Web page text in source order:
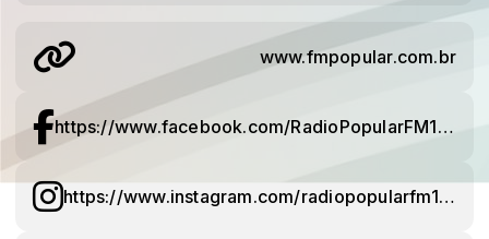
www.fmpopular.com.br
https://www.facebook.com/RadioPopularFM1049
https://www.instagram.com/radiopopularfm1049